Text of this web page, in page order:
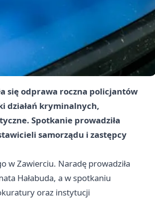
się odprawa roczna policjantów
działań kryminalnych,
Spotkanie prowadziła
samorządu i zastępcy
w Zawierciu. Naradę prowadziła
Hałabuda, a w spotkaniu
oraz instytucji